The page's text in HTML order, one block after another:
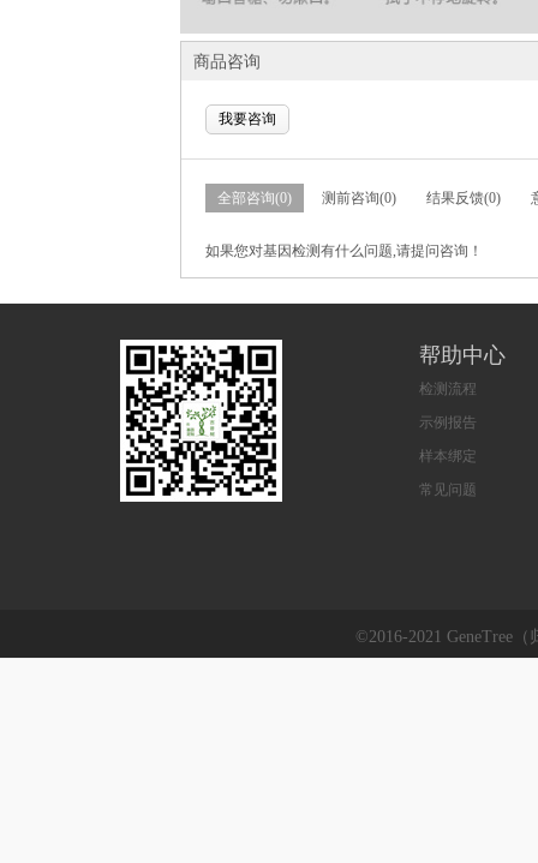
商品咨询
我要咨询
全部咨询(0) 测前咨询(0) 结果反馈(0)
如果您对基因检测有什么问题,请提问咨询！
帮助中心
检测流程
示例报告
样本绑定
常见问题
©2016-2021 GeneTree